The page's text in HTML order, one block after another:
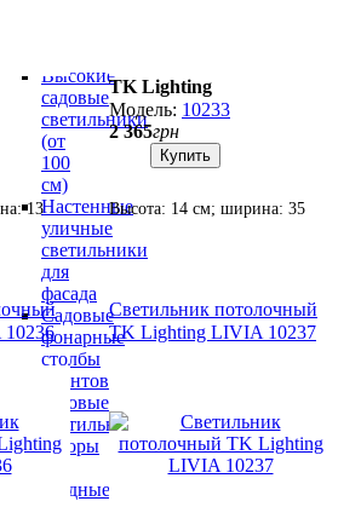
Высокие
садовые
светильники
(от
100
см)
Настенные
уличные
светильники
для
фасада
Садовые
фонарные
столбы
Грунтовые
садовые
светильники
светодиодные
13
10 Вт
TK Lighting
10233
2 365грн
Купить
Высота: 14 см; ширина: 35
см; лампа: 2 х GU10 х 10 Вт
LED.
Светильник потолочный
TK Lighting LIVIA 10237